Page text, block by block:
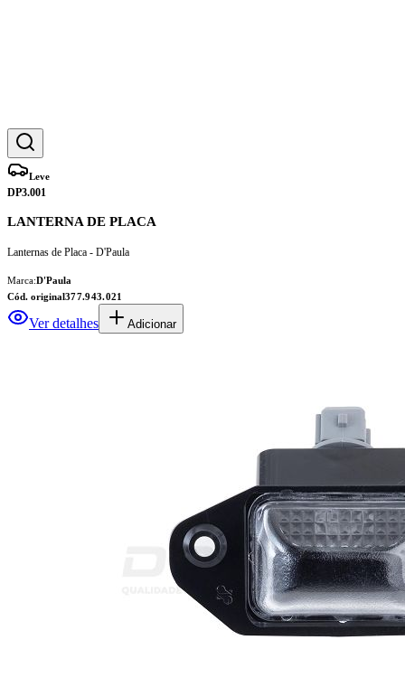
Leve
DP3.001
LANTERNA DE PLACA
Lanternas de Placa - D'Paula
Marca:D'Paula
Cód. original377.943.021
Ver detalhes Adicionar